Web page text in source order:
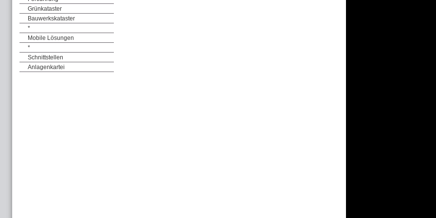
Grünkataster
Bauwerkskataster
*
Mobile Lösungen
*
Schnittstellen
Anlagenkartei